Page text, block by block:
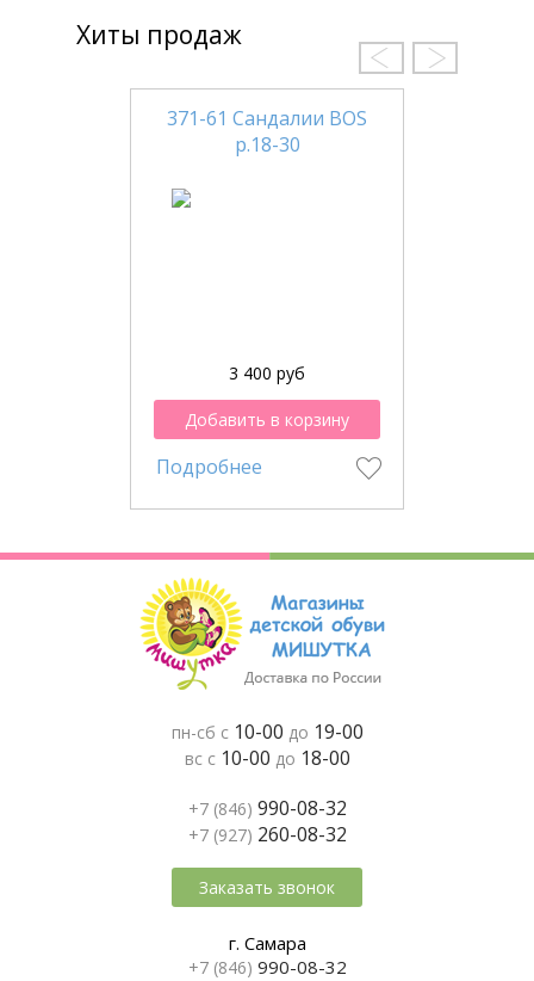
Хиты продаж
371-61 Сандалии BOS
р.18-30
3 400 руб
Добавить в корзину
Подробнее
пн-сб с 10-00 до 19-00
вс с 10-00 до 18-00
+7 (846) 990-08-32
+7 (927) 260-08-32
Заказать звонок
г. Самара
+7 (846) 990-08-32